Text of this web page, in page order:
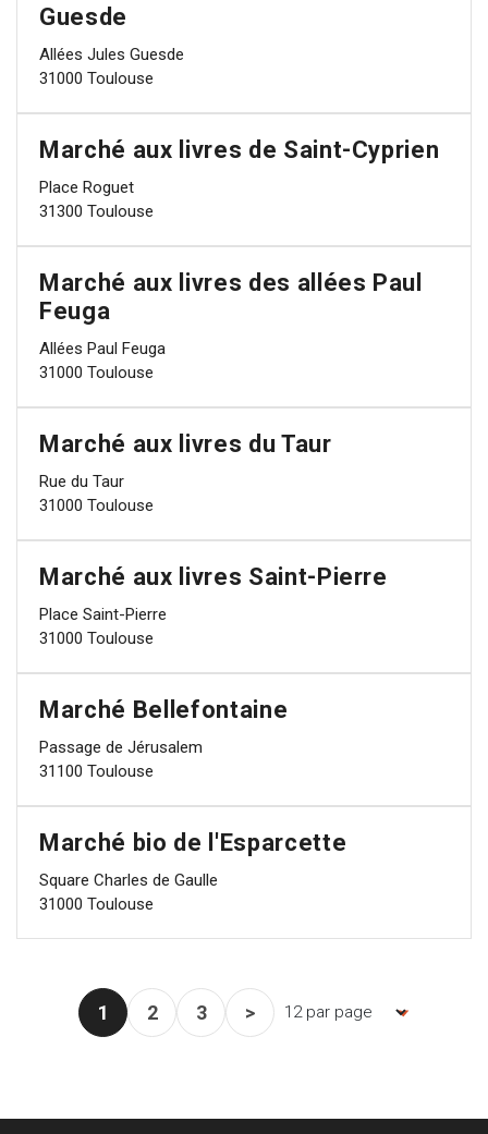
Guesde
Allées Jules Guesde
31000 Toulouse
Marché aux livres de Saint-Cyprien
Place Roguet
31300 Toulouse
Marché aux livres des allées Paul
Feuga
Allées Paul Feuga
31000 Toulouse
Marché aux livres du Taur
Rue du Taur
31000 Toulouse
Marché aux livres Saint-Pierre
Place Saint-Pierre
31000 Toulouse
Marché Bellefontaine
Passage de Jérusalem
31100 Toulouse
Marché bio de l'Esparcette
Square Charles de Gaulle
31000 Toulouse
Page courante
1
Page
2
Page
3
Page suivante
>
Nombre d'items par page, la